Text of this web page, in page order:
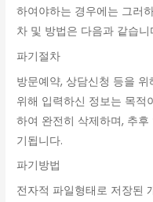
하여야하는 경우에는 그러
차 및 방법은 다음과 같습니
파기절차
방문예약, 상담신청 등을
위해 입력하신 정보는 목적
하여 완전히 삭제하며, 추
기됩니다.
파기방법
전자적 파일형태로 저장된